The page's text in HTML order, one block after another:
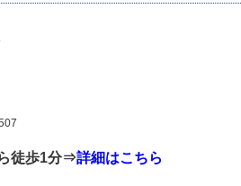
徒歩1分⇒詳細はこちら